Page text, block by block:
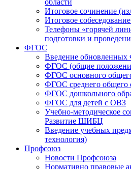
области
Итоговое сочинение
Итоговое
Телефоны «горячей
подготовки и
ФГОС
Введение
ФГОС (общие
ФГОС основного
ФГОС среднего общего
ФГОС дошкольного
ФГОС для детей с ОВЗ
Учебно-методическое
Развитие ШИБЦ
Введение учебных
технология)
Профсоюз
Новости Профсоюза
Нормативно правовые